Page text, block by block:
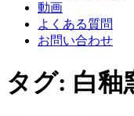
動画
よくある質問
お問い合わせ
タグ: 白釉